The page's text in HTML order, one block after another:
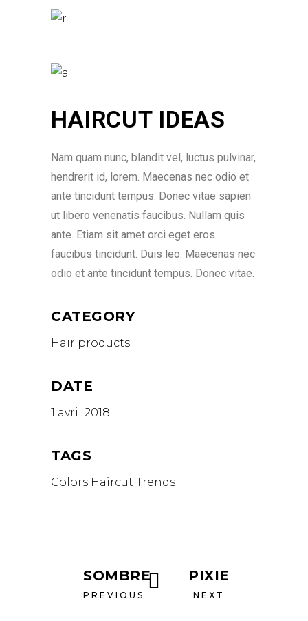
HAIRCUT IDEAS
Nam quam nunc, blandit vel, luctus pulvinar,
hendrerit id, lorem. Maecenas nec odio et
ante tincidunt tempus. Donec vitae sapien
ut libero venenatis faucibus. Nullam quis
ante. Etiam sit amet orci eget eros
faucibus tincidunt. Duis leo. Maecenas nec
odio et ante tincidunt tempus. Donec vitae.
CATEGORY
Hair products
DATE
1 avril 2018
TAGS
Colors Haircut Trends
SOMBRE
PREVIOUS
PIXIE
NEXT